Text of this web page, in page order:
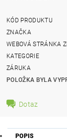
KÓD PRODUKTU
ZNAČKA
WEBOVÁ STRÁNKA
KATEGORIE
ZÁRUKA
POLOŽKA BYLA
Dotaz
POPIS